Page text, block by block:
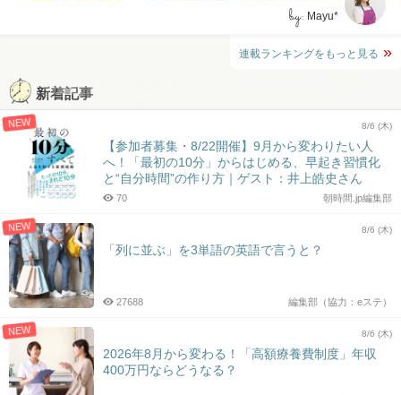
by: Mayu*
連載ランキングをもっと見る
新着記事
NEW 8/6 (木)
【参加者募集・8/22開催】9月から変わりたい人
へ！「最初の10分」からはじめる、早起き習慣化
と“自分時間”の作り方｜ゲスト：井上皓史さん
朝時間.jp編集部
70
NEW 8/6 (木)
「列に並ぶ」を3単語の英語で言うと？
編集部（協力：eステ）
27688
NEW 8/6 (木)
2026年8月から変わる！「高額療養費制度」年収
400万円ならどうなる？